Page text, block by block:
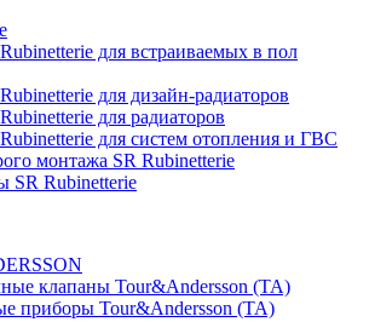
для встраиваемых в пол
для дизайн-радиаторов
для радиаторов
для систем отопления и ГВС
монтажа SR Rubinetterie
SR Rubinetterie
клапаны Tour&Andersson (TA)
приборы Tour&Andersson (TA)